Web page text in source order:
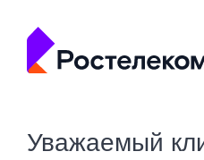
Уважаемый